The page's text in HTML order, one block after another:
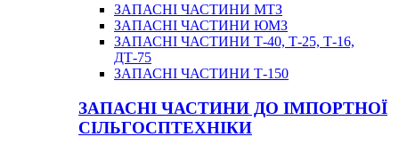
ЗАПАСНІ ЧАСТИНИ МТЗ
ЗАПАСНІ ЧАСТИНИ ЮМЗ
ЗАПАСНІ ЧАСТИНИ Т-40, Т-25, Т-16,
ДТ-75
ЗАПАСНІ ЧАСТИНИ Т-150
ЗАПАСНІ ЧАСТИНИ ДО ІМПОРТНОЇ
СІЛЬГОСПТЕХНІКИ